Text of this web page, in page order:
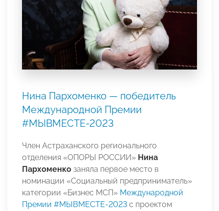
Нина Пархоменко — победитель
Международной Премии
#МЫВМЕСТЕ-2023
Член Астраханского регионального
отделения «ОПОРЫ РОССИИ» Нина
Пархоменко заняла первое место в
номинации «Социальный предприниматель»
категории «Бизнес МСП» Международной
Премии #МЫВМЕСТЕ-2023 с проектом